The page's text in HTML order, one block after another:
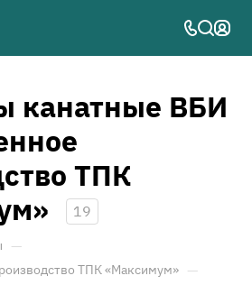
канатные ВБИ
ТПК
19
—
ТПК «Максимум» —